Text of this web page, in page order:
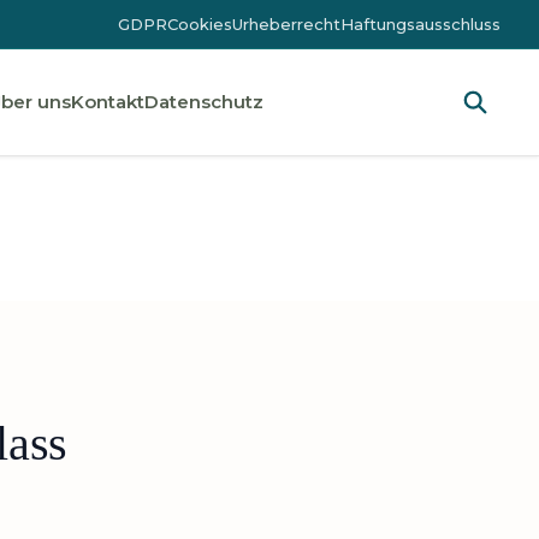
GDPRCookiesUrheberrechtHaftungsausschluss
unsKontaktDatenschutz